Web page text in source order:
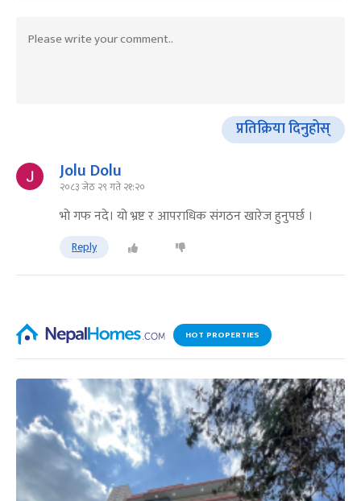
प्रतिक्रिया दिनुहोस्
Jolu Dolu
२०८३ जेठ २९ गते २१:२०
भो गफ नदे। यो भ्रष्ट र आपराधिक संगठन खारेज हुनुपर्छ ।
Reply
HOT PROPERTIES